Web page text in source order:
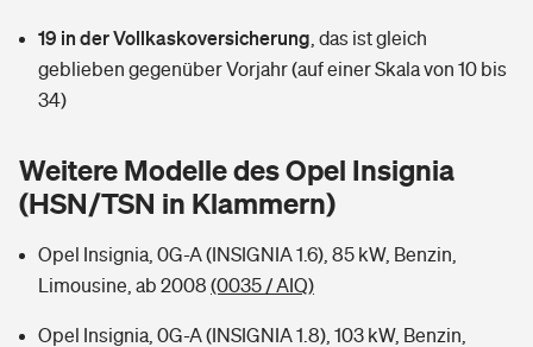
Tools
Wer versichert was: Jetzt Versicherer finden
Sie haben Fragen?
Handyversicherung
Musikinstrumentenversicherung
Zur Übersicht
Tools
Sie haben Fragen?
19 in der Vollkaskoversicherung das ist gleich
geblieben gegenüber Vorjahr (auf einer Skala von 10 bis
34)
Weitere Modelle des Opel Insignia
(HSN/TSN in Klammern)
Opel Insignia, 0G-A (INSIGNIA 1.6), 85 kW, Benzin,
Limousine, ab 2008 (0035 / AIQ)
Opel Insignia, 0G-A (INSIGNIA 1.8), 103 kW, Benzin,